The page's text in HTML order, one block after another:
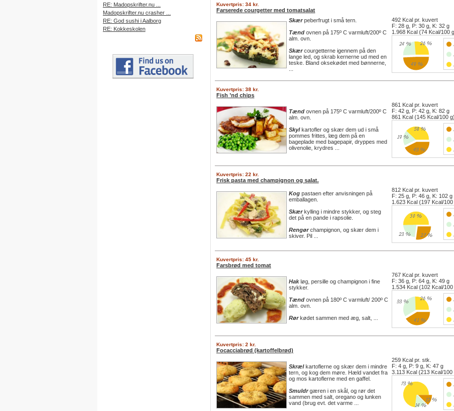
RE: Madopskrifter.nu ...
Madopskrifter.nu crasher ...
RE: God sushi i Aalborg
RE: Kokkeskolen
Kuvertpris: 34 kr.
Farserede courgetter med tomatsalat
Skærpeberfrugt i små tern.
Tænd ovnen på 175º C varmluft/200º C
alm. ovn.
Skærcourgetterne igennem på den
lange led, og skrab kernerne ud med en
teske. Bland oksekødet med bønnerne,
492 Kcal pr. kuvert
F: 28 g, P: 30 g, K: 32 g
1.968 Kcal (74 Kcal/100
Kuvertpris: 38 kr.
Fish ’nd chips
Tænd ovnen på 175º C varmluft/200º C
alm. ovn.
Skylkartofler og skær dem ud i små
pommes frittes, læg dem på en
bageplade med bagepapir, dryppes med
olivenolie, krydres ...
861 Kcal pr. kuvert
F: 42 g, P: 42 g, K: 82 g
861 Kcal (145 Kcal/100 g)
Kuvertpris: 22 kr.
Frisk pasta med champignon og salat.
Kog pastaen efter anvisningen på
emballagen.
Skærkylling i mindre stykker, og steg
det på en pande i rapsolie.
Rengørchampignon, og skær dem i
skiver. Pil ...
812 Kcal pr. kuvert
F: 25 g, P: 46 g, K: 102 g
1.623 Kcal (197 Kcal/100
Kuvertpris: 45 kr.
Farsbrød med tomat
Hakløg, persille og champignon i fine
stykker.
Tænd ovnen på 180º C varmluft/ 200º C
alm. ovn.
Rørkødet sammen med æg, salt, ...
767 Kcal pr. kuvert
F: 36 g, P: 64 g, K: 49 g
1.534 Kcal (102 Kcal/100
Kuvertpris: 2 kr.
Focacciabrød (kartoffelbrød)
Skrælkartoflerne og skær dem i mindre
tern, og kog dem møre. Hæld vandet fra
og mos kartoflerne med en gaffel.
Smuldrgæren i en skål, og rør det
sammen med salt, oregano og lunken
vand (brug evt. det varme ...
259 Kcal pr. stk.
F: 4 g, P: 9 g, K: 47 g
3.113 Kcal (213 Kcal/100